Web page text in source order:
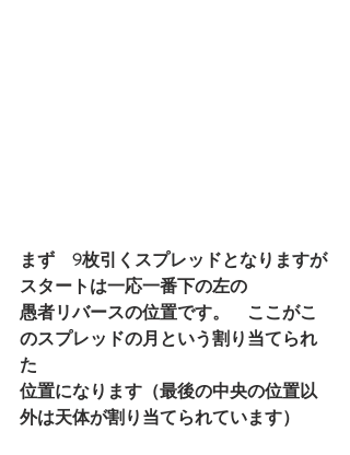
まず　9枚引くスプレッドとなりますが
スタートは一応一番下の左の
愚者リバースの位置です。　ここがこ
のスプレッドの月という割り当てられ
た
位置になります（最後の中央の位置以
外は天体が割り当てられています）